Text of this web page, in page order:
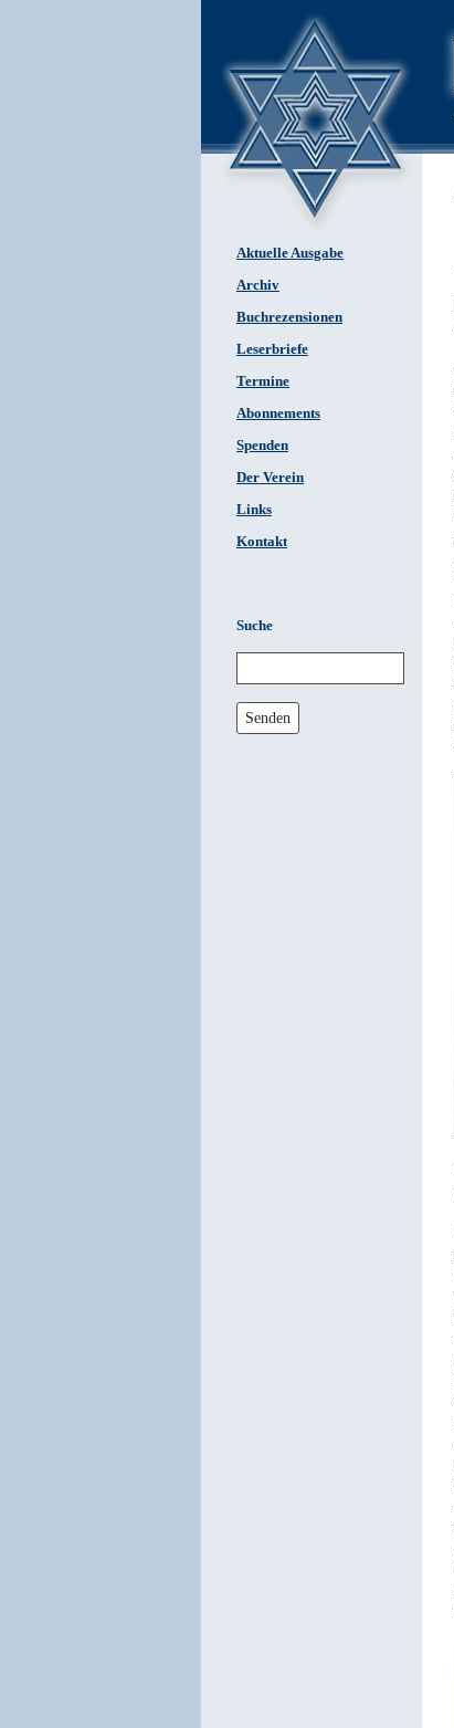
Aktuelle Ausgabe
Archiv
Buchrezensionen
Leserbriefe
Termine
Abonnements
Spenden
Der Verein
Links
Kontakt
Suche
Senden